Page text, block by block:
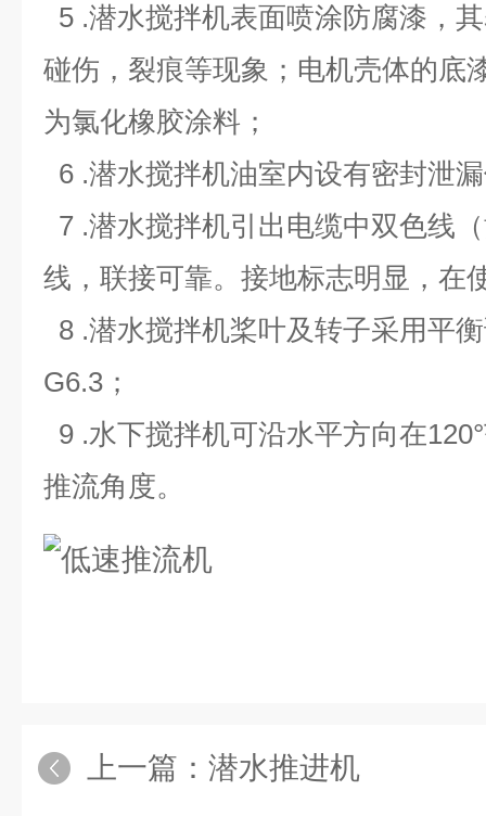
5 .潜水搅拌机表面喷涂防腐漆，
碰伤，裂痕等现象；电机壳体的底
为氯化橡胶涂料；
6 .潜水搅拌机油室内设有密封泄
7 .潜水搅拌机引出电缆中双色线
线，联接可靠。接地标志明显，在
8 .潜水搅拌机桨叶及转子采用平
G6.3；
9 .水下搅拌机可沿水平方向在
推流角度。
上一篇： 潜水推进机